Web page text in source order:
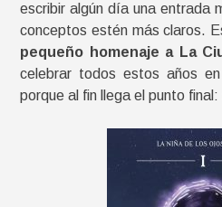
escribir algún día una entrada
conceptos estén más claros.
pequeño homenaje a La
celebrar todos estos años
porque al fin llega el punto